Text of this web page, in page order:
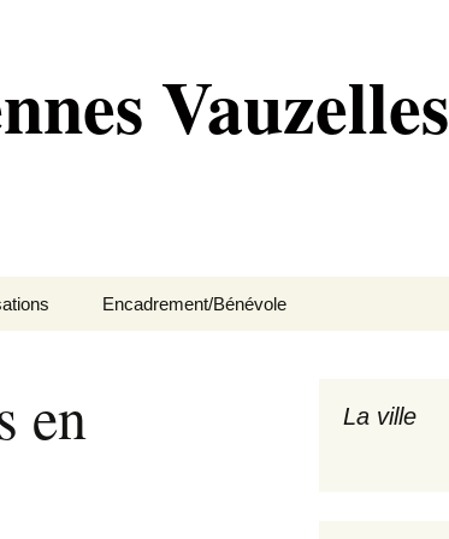
Vauzelles
Poussin
Encadrement/Bénévole
en
La ville